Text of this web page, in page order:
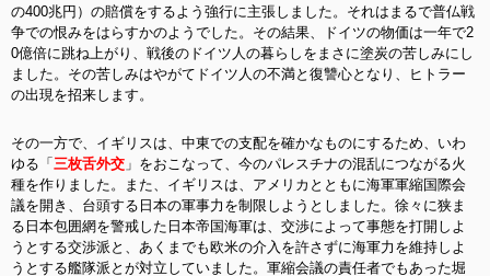
の400兆円）の賠償をするよう強行に主張しました。それはまるで普仏戦
争での恨みをはらすかのようでした。その結果、ドイツの物価は一年で2
0億倍に跳ね上がり、戦後のドイツ人の暮らしをまさに塗炭の苦しみにし
ました。その苦しみはやがてドイツ人の不満と復讐心となり、ヒトラー
の出現を招来します。
その一方で、イギリスは、中東での支配を確かなものにするため、いわ
ゆる「 三枚舌外交 」をおこなって、今のパレスチナの混乱につながる火
種を作りました。また、イギリスは、アメリカとともに海軍軍縮国際会
議を開き、台頭する日本の軍事力を制限しようとしました。徐々に狭ま
る日本包囲網を警戒した日本帝国海軍は、交渉によって事態を打開しよ
うとする交渉派と、あくまでも欧米の介入を許さずに海軍力を維持しよ
うとする艦隊派とが対立していました。軍縮会議の責任者でもあった堀